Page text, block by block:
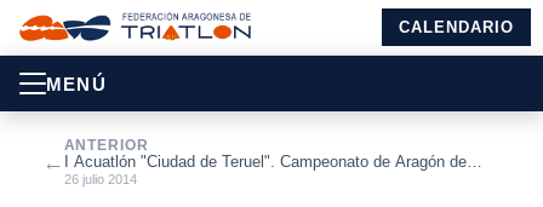
CALENDARIO
MENÚ
←
ANTERIOR
I Acuatlón "Ciudad de Teruel". Campeonato de Aragón de
Acuatlón 2014 Absoluto y ...
26 julio 2014